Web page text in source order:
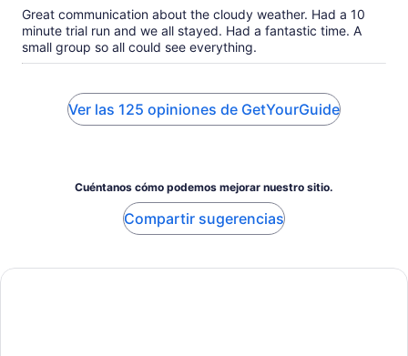
Great communication about the cloudy weather. Had a 10
minute trial run and we all stayed. Had a fantastic time. A
small group so all could see everything.
Ver las 125 opiniones de GetYourGuide
Cuéntanos cómo podemos mejorar nuestro sitio.
Compartir sugerencias